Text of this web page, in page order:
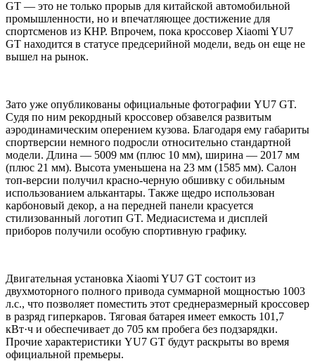
GT — это не только прорыв для китайской автомобильной
промышленности, но и впечатляющее достижение для
спортсменов из КНР. Впрочем, пока кроссовер Xiaomi YU7
GT находится в статусе предсерийной модели, ведь он еще не
вышел на рынок.
Зато уже опубликованы официальные фотографии YU7 GT.
Судя по ним рекордный кроссовер обзавелся развитым
аэродинамическим оперением кузова. Благодаря ему габариты
спортверсии немного подросли относительно стандартной
модели. Длина — 5009 мм (плюс 10 мм), ширина — 2017 мм
(плюс 21 мм). Высота уменьшена на 23 мм (1585 мм). Салон
топ-версии получил красно-черную обшивку с обильным
использованием алькантары. Также щедро использован
карбоновый декор, а на передней панели красуется
стилизованный логотип GT. Медиасистема и дисплей
приборов получили особую спортивную графику.
Двигательная установка Xiaomi YU7 GT состоит из
двухмоторного полного привода суммарной мощностью 1003
л.с., что позволяет поместить этот среднеразмерный кроссовер
в разряд гиперкаров. Тяговая батарея имеет емкость 101,7
кВт·ч и обеспечивает до 705 км пробега без подзарядки.
Прочие характеристики YU7 GT будут раскрыты во время
официальной премьеры.